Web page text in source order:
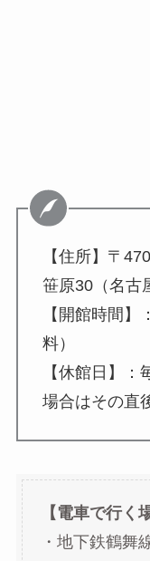
【住所】〒
笹原30（名古
【開館時間
料）
【休館日】
場合はその直
【電車で行く
・地下鉄鶴舞